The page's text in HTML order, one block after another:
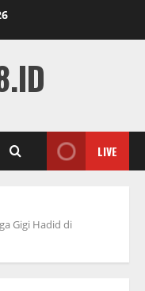
LIVE
Gigi Hadid di